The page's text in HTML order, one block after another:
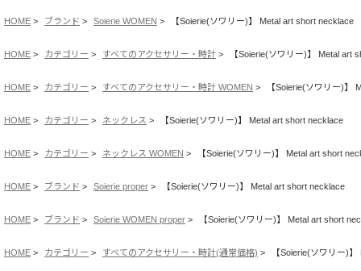
HOME ブランド Soierie WOMEN 【Soierie(ソワリー)】 Metal art short necklace
HOME カテゴリー すべてのアクセサリー・時計 【Soierie(ソワリー)】 Metal art
HOME カテゴリー すべてのアクセサリー・時計 WOMEN 【Soierie(ソワリー)】
HOME カテゴリー ネックレス 【Soierie(ソワリー)】 Metal art short necklace
HOME カテゴリー ネックレス WOMEN 【Soierie(ソワリー)】 Metal art short
HOME ブランド Soierie proper 【Soierie(ソワリー)】 Metal art short necklace
HOME ブランド Soierie WOMEN proper 【Soierie(ソワリー)】 Metal art short
HOME カテゴリー すべてのアクセサリー・時計(通常価格) 【Soierie(ソワリー)